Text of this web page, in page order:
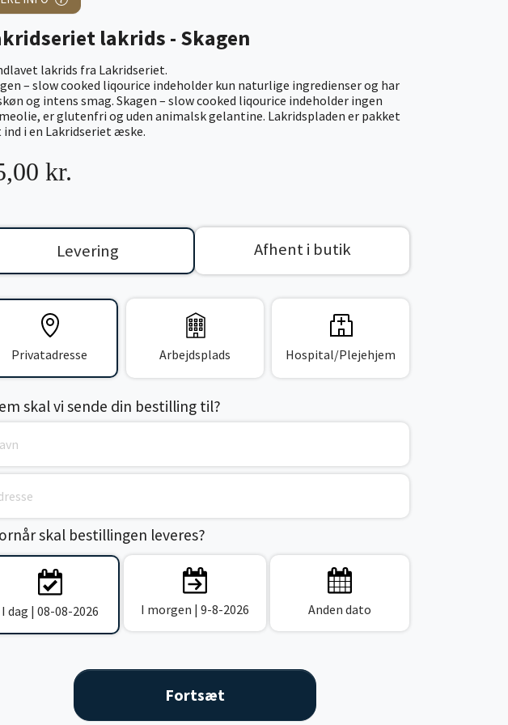
lakrids - Skagen
lakrids fra Lakridseriet.
– slow cooked liqourice indeholder kun naturlige ingredienser og har
og intens smag. Skagen – slow cooked liqourice indeholder ingen
er glutenfri og uden animalsk gelantine. Lakridspladen er pakket
i en Lakridseriet æske.
kr.
Levering Afhent i butik
Privatadresse Arbejdsplads Hospital/Plejehjem
skal vi sende din bestilling til?
skal bestillingen leveres?
I dag | 08-08-2026 I morgen | 9-8-2026 Anden dato